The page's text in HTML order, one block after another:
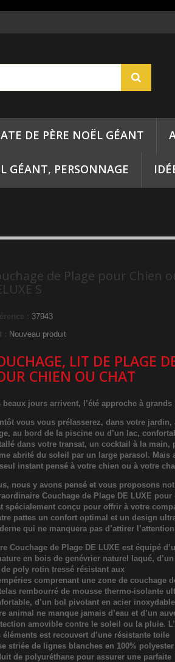
DE PÈRE NOËL GÉANT
GÉANT, PERSONNAGE
de Plage pour Chien
S
: 37943
: Nouveau produit
LIT DE PLAGE
CHIEN OU CHAT
beaux jours arrivent, l’été approche à grands
vous vous prélasserez, dans votre jardin,
au bord de la piscine ou d’un lac,
dans votre transat, un cocktail à la main,
abrité du soleil par un large parasol. Mais
instant pensé à votre chien ou à votre
nous y avons pensé et vous proposons
Couchage de Plage DE LUXE pour
spécialement conçu pour offrir à votre
pattes un confort optimal et un design
qui ne manquera pas d’attirer
Couchage de Plage DE LUXE est équipé
en bois de genévrier naturel laqué,
poly rotin tressé résistant aux
comprenant une zone de couchage
rembourré de mousse thermo-isolante
d’un bol pivotant en acier
animal ne manque jamais d’eau et d’un
amovible contre le soleil ou la pluie.
éléments est recouvert d’une résistante toile
striée de lignes blanches en 100% polyester
de polyuréthane pour assurer une parfaite